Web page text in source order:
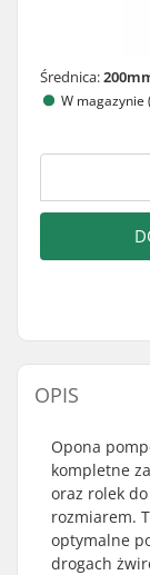
Średnica:
W magazynie
OPIS
Opona
kompletne
oraz rolek
rozmiarem.
optymalne
drogach